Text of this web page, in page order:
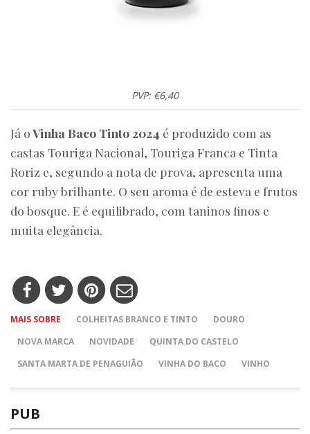
PVP: €6,40
Já oVinha Baco Tinto 2024 é produzido com as
castas Touriga Nacional, Touriga Franca e Tinta
Roriz e, segundo a nota de prova, apresenta uma
cor ruby brilhante. O seu aroma é de esteva e frutos
do bosque. E é equilibrado, com taninos finos e
muita elegância.
MAIS SOBRE COLHEITAS BRANCO E TINTO
DOURO
NOVA MARCA
NOVIDADE
QUINTA DO CASTELO
SANTA MARTA DE PENAGUIÃO
VINHA DO BACO VINHO
PUB